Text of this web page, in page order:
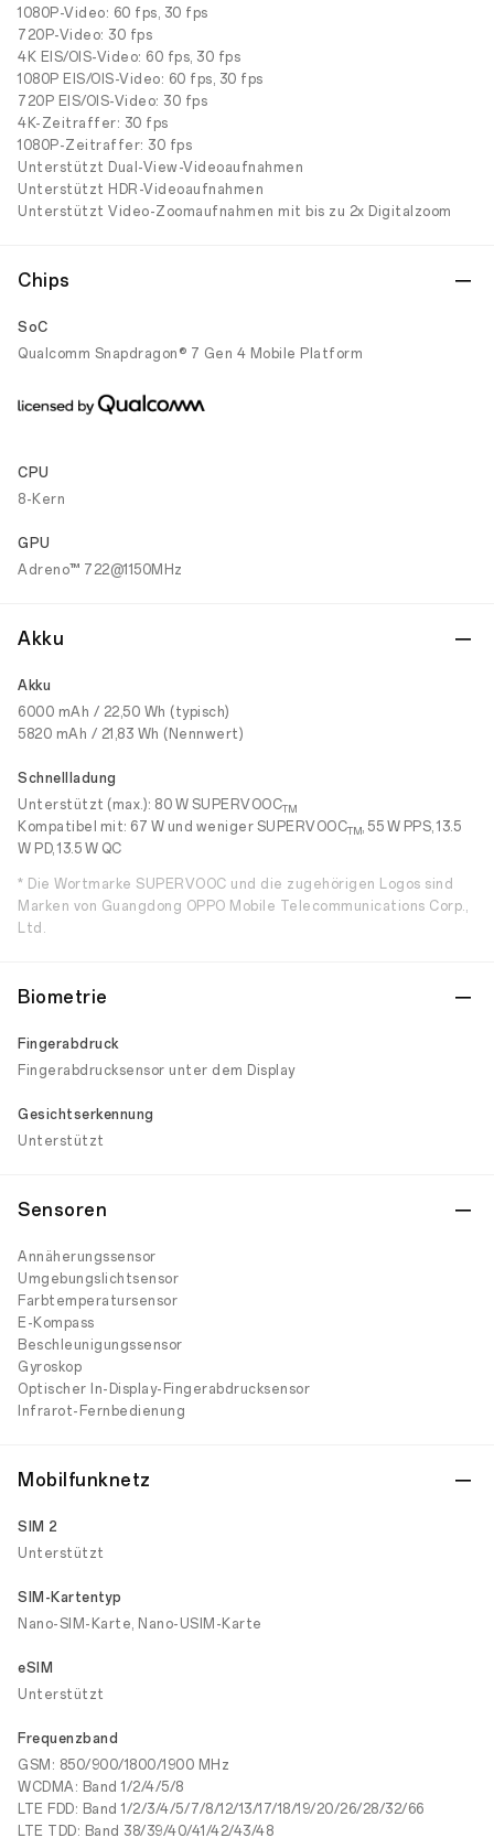
1080P-Video: 60 fps, 30 fps
720P-Video: 30 fps
4K EIS/OIS-Video: 60 fps, 30 fps
1080P EIS/OIS-Video: 60 fps, 30 fps
720P EIS/OIS-Video: 30 fps
4K-Zeitraffer: 30 fps
1080P-Zeitraffer: 30 fps
Unterstützt Dual-View-Videoaufnahmen
Unterstützt HDR-Videoaufnahmen
Unterstützt Video-Zoomaufnahmen mit bis zu 2x Digitalzoom
Chips
SoC
Qualcomm Snapdragon® 7 Gen 4 Mobile Platform
CPU
8-Kern
GPU
Adreno™ 722@1150MHz
Akku
Akku
6000 mAh / 22,50 Wh (typisch)
5820 mAh / 21,83 Wh (Nennwert)
Schnellladung
Unterstützt (max.): 80 W SUPERVOOCTM
Kompatibel mit: 67 W und weniger SUPERVOOCTM, 55 W PPS, 13.5
W PD, 13.5 W QC
* Die Wortmarke SUPERVOOC und die zugehörigen Logos sind
Marken von Guangdong OPPO Mobile Telecommunications Corp.,
Ltd.
Biometrie
Fingerabdruck
Fingerabdrucksensor unter dem Display
Gesichtserkennung
Unterstützt
Sensoren
Annäherungssensor
Umgebungslichtsensor
Farbtemperatursensor
E-Kompass
Beschleunigungssensor
Gyroskop
Optischer In-Display-Fingerabdrucksensor
Infrarot-Fernbedienung
Mobilfunknetz
SIM 2
Unterstützt
SIM-Kartentyp
Nano-SIM-Karte, Nano-USIM-Karte
eSIM
Unterstützt
Frequenzband
GSM: 850/900/1800/1900 MHz
WCDMA: Band 1/2/4/5/8
LTE FDD: Band 1/2/3/4/5/7/8/12/13/17/18/19/20/26/28/32/66
LTE TDD: Band 38/39/40/41/42/43/48